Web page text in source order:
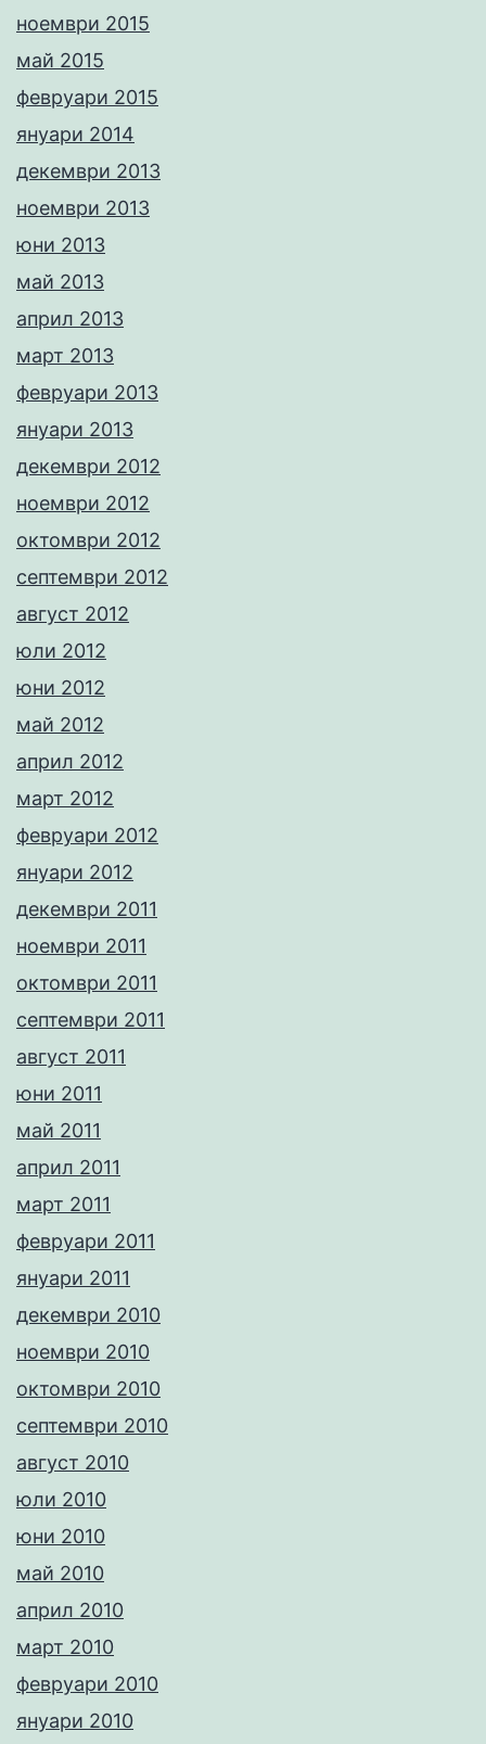
ноември 2015
май 2015
февруари 2015
януари 2014
декември 2013
ноември 2013
юни 2013
май 2013
април 2013
март 2013
февруари 2013
януари 2013
декември 2012
ноември 2012
октомври 2012
септември 2012
август 2012
юли 2012
юни 2012
май 2012
април 2012
март 2012
февруари 2012
януари 2012
декември 2011
ноември 2011
октомври 2011
септември 2011
август 2011
юни 2011
май 2011
април 2011
март 2011
февруари 2011
януари 2011
декември 2010
ноември 2010
октомври 2010
септември 2010
август 2010
юли 2010
юни 2010
май 2010
април 2010
март 2010
февруари 2010
януари 2010